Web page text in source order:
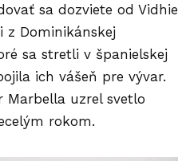
sa dozviete od Vidhie
z Dominikánskej
sa stretli v španielskej
ich vášeň pre vývar.
Marbella uzrel svetlo
rokom.